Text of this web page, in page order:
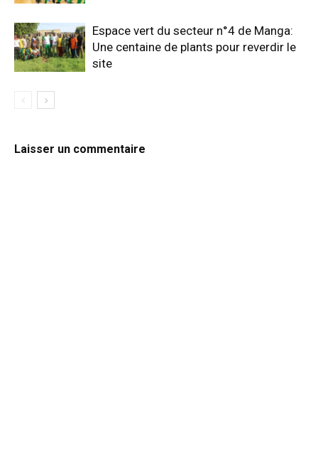
Espace vert du secteur n°4 de Manga:
Une centaine de plants pour reverdir le
site
Laisser un commentaire